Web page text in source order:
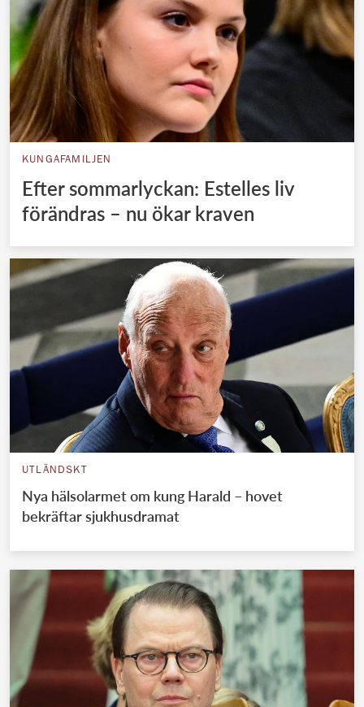
KUNGAFAMILJEN
Efter sommarlyckan: Estelles liv
förändras – nu ökar kraven
UTLÄNDSKT
Nya hälsolarmet om kung Harald – hovet
bekräftar sjukhusdramat